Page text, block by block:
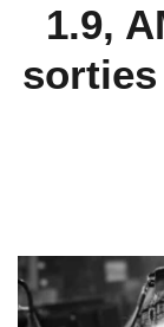
1.9,